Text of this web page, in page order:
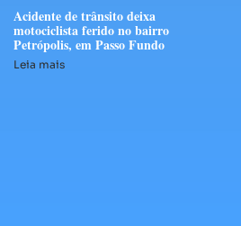
Acidente de trânsito deixa
motociclista ferido no bairro
Petrópolis, em Passo Fundo
Leia mais